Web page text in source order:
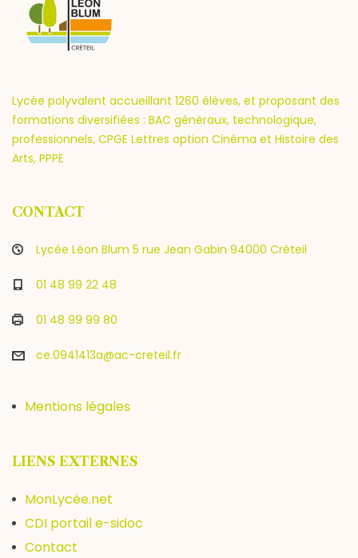
Lycée polyvalent accueillant 1260 élèves, et proposant des
formations diversifiées : BAC généraux, technologique,
professionnels, CPGE Lettres option Cinéma et Histoire des
Arts, PPPE
CONTACT
Lycée Léon Blum 5 rue Jean Gabin 94000 Créteil
01 48 99 22 48
01 48 99 99 80
ce.0941413a@ac-creteil.fr
Mentions légales
LIENS EXTERNES
MonLycée.net
CDI portail e-sidoc
Contact